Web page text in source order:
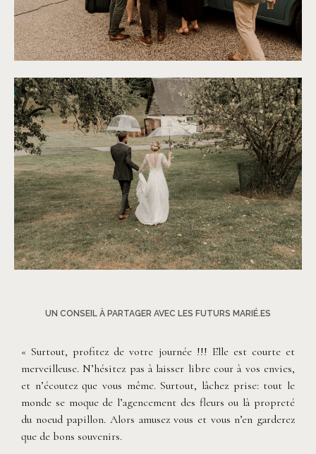
UN CONSEIL À PARTAGER AVEC LES FUTURS MARIÉ.ES
« Surtout, profitez de votre journée !!! Elle est courte et
merveilleuse. N’hésitez pas à laisser libre cour à vos envies,
et n’écoutez que vous même. Surtout, lâchez prise: tout le
monde se moque de l’agencement des fleurs ou là propreté
du noeud papillon. Alors amusez vous et vous n’en garderez
que de bons souvenirs.